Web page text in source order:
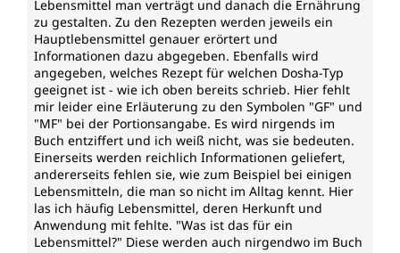
Lebensmittel man verträgt und danach die Ernährung
zu gestalten. Zu den Rezepten werden jeweils ein
Hauptlebensmittel genauer erörtert und
Informationen dazu abgegeben. Ebenfalls wird
angegeben, welches Rezept für welchen Dosha-Typ
geeignet ist - wie ich oben bereits schrieb. Hier fehlt
mir leider eine Erläuterung zu den Symbolen "GF" und
"MF" bei der Portionsangabe. Es wird nirgends im
Buch entziffert und ich weiß nicht, was sie bedeuten.
Einerseits werden reichlich Informationen geliefert,
andererseits fehlen sie, wie zum Beispiel bei einigen
Lebensmitteln, die man so nicht im Alltag kennt. Hier
las ich häufig Lebensmittel, deren Herkunft und
Anwendung mit fehlte. "Was ist das für ein
Lebensmittel?" Diese werden auch nirgendwo im Buch